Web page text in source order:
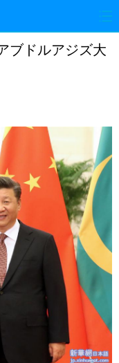
経済
ブドルアジズ大